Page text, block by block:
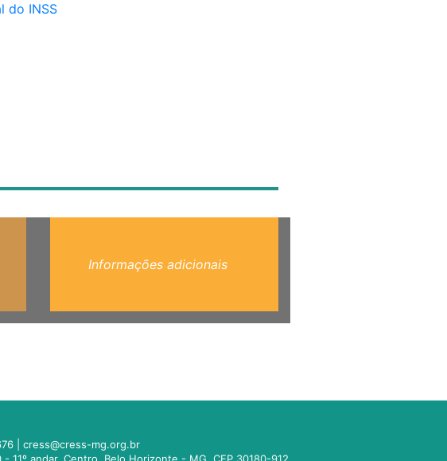
do INSS
Informações adicionais
|cress@cress-mg.org.br